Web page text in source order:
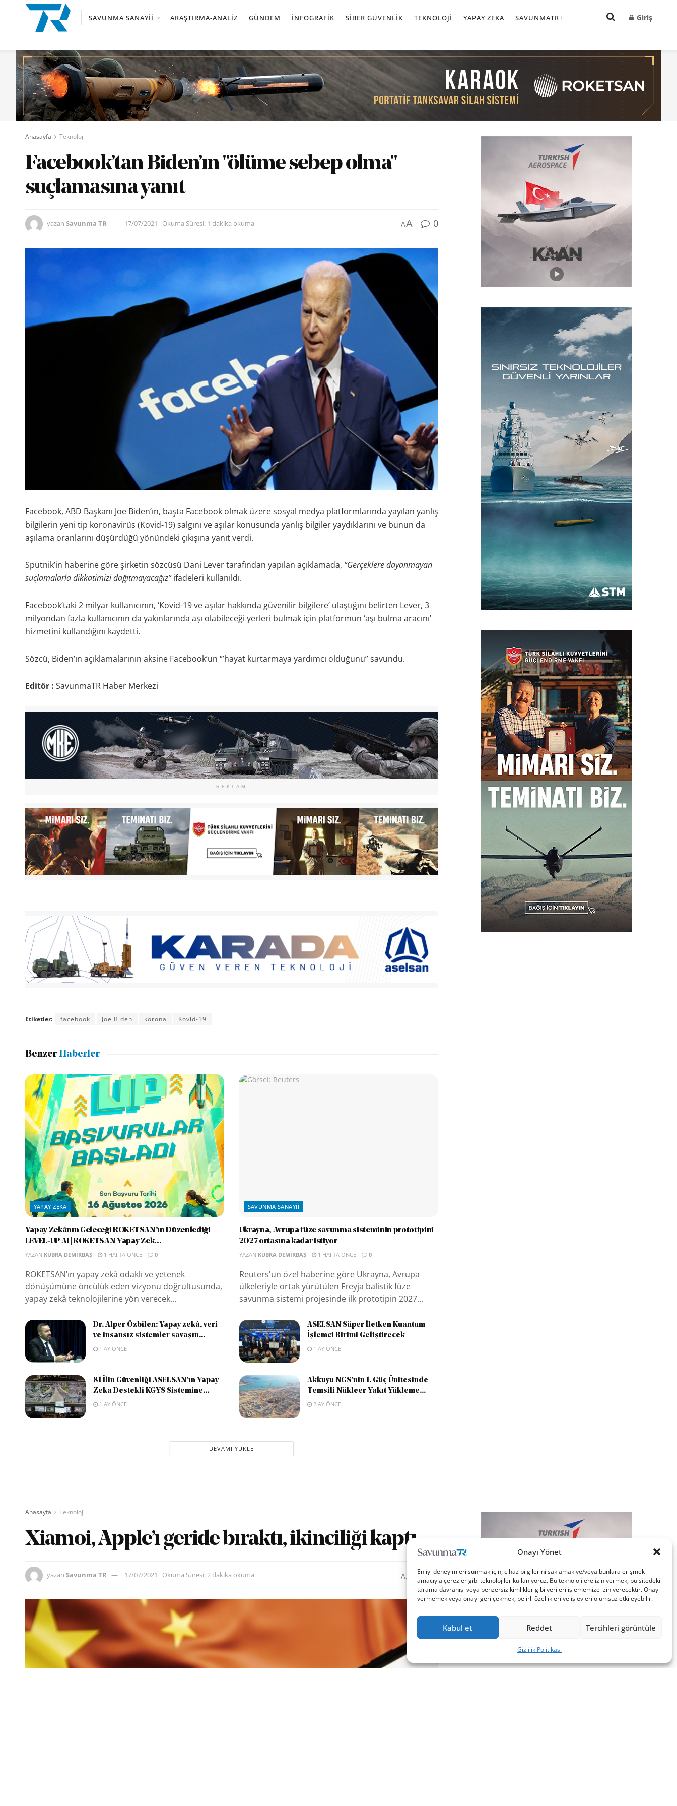
Onayı Yönet
En iyi deneyimleri sunmak için, cihaz bilgilerini saklamak ve/veya bunlara erişmek
amacıyla çerezler gibi teknolojiler kullanıyoruz. Bu teknolojilere izin vermek, bu sitedeki
tarama davranışı veya benzersiz kimlikler gibi verileri işlememize izin verecektir. Onay
vermemek veya onayı geri çekmek, belirli özellikleri ve işlevleri olumsuz etkileyebilir.
Kabul et Reddet Tercihleri görüntüle
Gizlilik Politikası
SAVUNMA SANAYII ARAŞTIRMA-ANALIZ GÜNDEM İNFOGRAFIK SIBER GÜVENLIK TEKNOLOJI YAPAY ZEKA SAVUNMATR+ Giriş
Anasayfa Teknoloji
Facebook’tan Biden’ın "ölüme sebep olma"
suçlamasına yanıt
yazan Savunma TR 17/07/2021 Okuma Süresi: 1 dakika okuma AA 0
Facebook, ABD Başkanı Joe Biden’ın, başta Facebook olmak üzere sosyal medya platformlarında yayılan yanlış
bilgilerin yeni tip koronavirüs (Kovid-19) salgını ve aşılar konusunda yanlış bilgiler yaydıklarını ve bunun da
aşılama oranlarını düşürdüğü yönündeki çıkışına yanıt verdi.
Sputnik’in haberine göre şirketin sözcüsü Dani Lever tarafından yapılan açıklamada, “Gerçeklere dayanmayan
suçlamalarla dikkatimizi dağıtmayacağız”ifadeleri kullanıldı.
Facebook’taki 2 milyar kullanıcının, ‘Kovid-19 ve aşılar hakkında güvenilir bilgilere’ ulaştığını belirten Lever, 3
milyondan fazla kullanıcının da yakınlarında aşı olabileceği yerleri bulmak için platformun ‘aşı bulma aracını’
hizmetini kullandığını kaydetti.
Sözcü, Biden’ın açıklamalarının aksine Facebook’un ‘”hayat kurtarmaya yardımcı olduğunu” savundu.
Editör : SavunmaTR Haber Merkezi
REKLAM
Etiketler: facebook Joe Biden korona Kovid-19
BenzerHaberler
YAPAY ZEKA
Yapay Zekânın Geleceği ROKETSAN’ın Düzenlediği
LEVEL-UP AI | ROKETSAN Yapay Zek...
YAZAN KÜBRA DEMIRBAŞ 1 HAFTA ÖNCE 0
ROKETSAN’ın yapay zekâ odaklı ve yetenek
dönüşümüne öncülük eden vizyonu doğrultusunda,
yapay zekâ teknolojilerine yön verecek...
SAVUNMA SANAYII
Ukrayna, Avrupa füze savunma sisteminin prototipini
2027 ortasına kadar istiyor
YAZAN KÜBRA DEMIRBAŞ 1 HAFTA ÖNCE 0
Reuters'un özel haberine göre Ukrayna, Avrupa
ülkeleriyle ortak yürütülen Freyja balistik füze
savunma sistemi projesinde ilk prototipin 2027...
Dr. Alper Özbilen: Yapay zekâ, veri
ve insansız sistemler savaşın...
1 AY ÖNCE
ASELSAN Süper İletken Kuantum
İşlemci Birimi Geliştirecek
1 AY ÖNCE
81 İlin Güvenliği ASELSAN’ın Yapay
Zeka Destekli KGYS Sistemine...
1 AY ÖNCE
Akkuyu NGS’nin 1. Güç Ünitesinde
Temsili Nükleer Yakıt Yükleme...
2 AY ÖNCE
DEVAMI YÜKLE
Anasayfa Teknoloji
Xiamoi, Apple’ı geride bıraktı, ikinciliği kaptı
yazan Savunma TR 17/07/2021 Okuma Süresi: 2 dakika okuma AA 0